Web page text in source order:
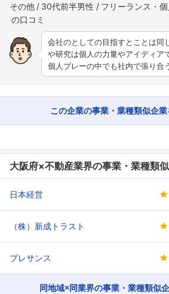
その他 30代前半男性 フリーランス・
会社のとしての目指すとことは同
や研究は個人の力量やアイディア
個人プレーの中でも社内で張り合
この企業の事業・業種類似企
大阪府×不動産業界の事業・業種類
日本経営
（株）新成トラスト
プレサンス
同地域×同業界の事業・業種類似